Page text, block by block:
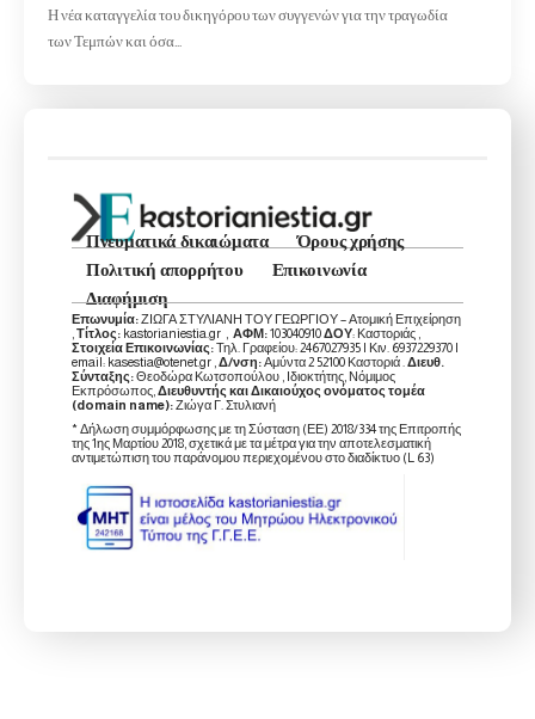
Η νέα καταγγελία του δικηγόρου των συγγενών για την τραγωδία
των Τεμπών και όσα…
Πνευματικά δικαιώματα
Όρους χρήσης
Πολιτική απορρήτου
Επικοινωνία
Διαφήμιση
Επωνυμία:ΖΙΩΓΑ ΣΤΥΛΙΑΝΗ ΤΟΥ ΓΕΩΡΓΙΟΥ – Ατομική Επιχείρηση
Τίτλος: kastorianiestia.gr , ΑΦΜ:103040910ΔΟΥ: Καστοριάς ,
Στοιχεία Επικοινωνίας:Τηλ. Γραφείου: 2467027935 | Κιν. 6937229370 |
email: kasestia@otenet.gr , Δ/νση:Αμύντα 2 52100 Καστοριά . Διευθ.
Σύνταξης:Θεοδώρα Κωτσοπούλου , Ιδιοκτήτης, Νόμιμος
Εκπρόσωπος, Διευθυντής και Δικαιούχος ονόματος τομέα
(domain name):Ζιώγα Γ. Στυλιανή
* Δήλωση συμμόρφωσης με τη Σύσταση (ΕΕ) 2018/334 της Επιτροπής
της 1ης Μαρτίου 2018, σχετικά με τα μέτρα για την αποτελεσματική
αντιμετώπιση του παράνομου περιεχομένου στο διαδίκτυο (L 63)